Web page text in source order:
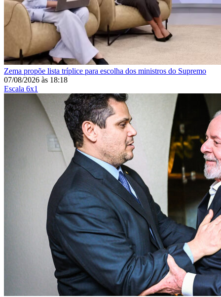
Zema propõe lista tríplice para escolha dos ministros do Supremo
07/08/2026 às 18:18
Escala 6x1